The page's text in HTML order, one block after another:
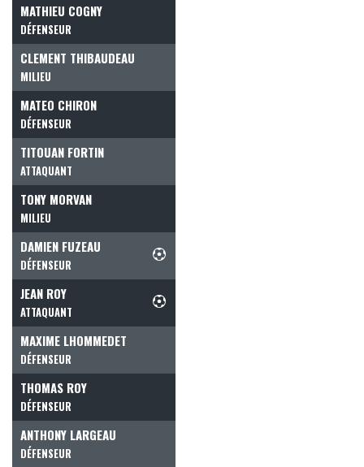
MATHIEU COGNY
DÉFENSEUR
CLEMENT THIBAUDEAU
MILIEU
MATEO CHIRON
DÉFENSEUR
TITOUAN FORTIN
ATTAQUANT
TONY MORVAN
MILIEU
DAMIEN FUZEAU
DÉFENSEUR
JEAN ROY
ATTAQUANT
MAXIME LHOMMEDET
DÉFENSEUR
THOMAS ROY
DÉFENSEUR
ANTHONY LARGEAU
DÉFENSEUR